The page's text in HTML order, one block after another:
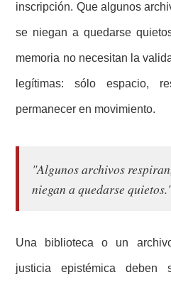
inscripción. Que algunos
se niegan a quedarse
memoria no necesitan la
legítimas: sólo espacio,
permanecer en movimiento.
"Algunos archivos
niegan a quedarse
Una biblioteca o un
justicia epistémica deben